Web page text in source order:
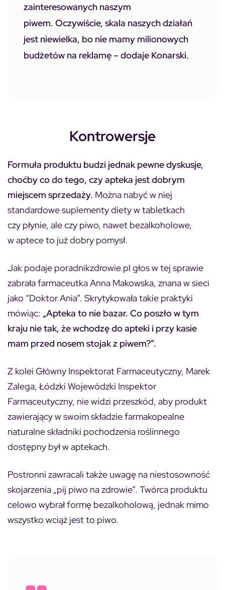
zainteresowanych naszym
piwem. Oczywiście, skala naszych działań
jest niewielka, bo nie mamy milionowych
budżetów na reklamę – dodaje Konarski.
Kontrowersje
Formuła produktu budzi jednak pewne dyskusje,
choćby co do tego, czy apteka jest dobrym
miejscem sprzedaży. Można nabyć w niej
standardowe suplementy diety w tabletkach
czy płynie, ale czy piwo, nawet bezalkoholowe,
w aptece to już dobry pomysł.
Jak podaje poradnikzdrowie.pl głos w tej sprawie
zabrała farmaceutka Anna Makowska, znana w sieci
jako “Doktor Ania”. Skrytykowała takie praktyki
mówiąc: „Apteka to nie bazar. Co poszło w tym
kraju nie tak, że wchodzę do apteki i przy kasie
mam przed nosem stojak z piwem?”.
Z kolei Główny Inspektorat Farmaceutyczny, Marek
Zalega, Łódzki Wojewódzki Inspektor
Farmaceutyczny, nie widzi przeszkód, aby produkt
zawierający w swoim składzie farmakopealne
naturalne składniki pochodzenia roślinnego
dostępny był w aptekach.
Postronni zawracali także uwagę na niestosowność
skojarzenia „pij piwo na zdrowie”. Twórca produktu
celowo wybrał formę bezalkoholową, jednak mimo
wszystko wciąż jest to piwo.